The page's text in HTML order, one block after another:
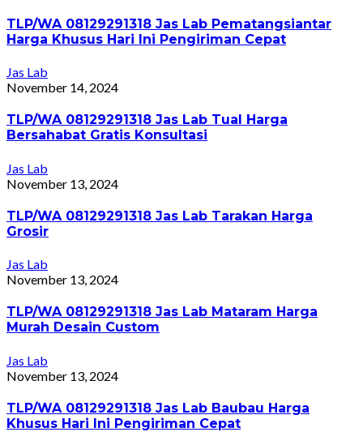
TLP/WA 08129291318 Jas Lab Pematangsiantar
Harga Khusus Hari Ini Pengiriman Cepat
Jas Lab
November 14, 2024
TLP/WA 08129291318 Jas Lab Tual Harga
Bersahabat Gratis Konsultasi
Jas Lab
November 13, 2024
TLP/WA 08129291318 Jas Lab Tarakan Harga
Grosir
Jas Lab
November 13, 2024
TLP/WA 08129291318 Jas Lab Mataram Harga
Murah Desain Custom
Jas Lab
November 13, 2024
TLP/WA 08129291318 Jas Lab Baubau Harga
Khusus Hari Ini Pengiriman Cepat